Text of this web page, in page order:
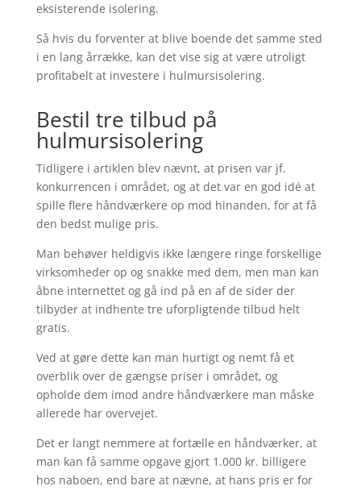
eksisterende isolering.
Så hvis du forventer at blive boende det samme sted
i en lang årrække, kan det vise sig at være utroligt
profitabelt at investere i hulmursisolering.
Bestil tre tilbud på
hulmursisolering
Tidligere i artiklen blev nævnt, at prisen var jf.
konkurrencen i området, og at det var en god idé at
spille flere håndværkere op mod hinanden, for at få
den bedst mulige pris.
Man behøver heldigvis ikke længere ringe forskellige
virksomheder op og snakke med dem, men man kan
åbne internettet og gå ind på en af de sider der
tilbyder at indhente tre uforpligtende tilbud helt
gratis.
Ved at gøre dette kan man hurtigt og nemt få et
overblik over de gængse priser i området, og
opholde dem imod andre håndværkere man måske
allerede har overvejet.
Det er langt nemmere at fortælle en håndværker, at
man kan få samme opgave gjort 1.000 kr. billigere
hos naboen, end bare at nævne, at hans pris er for